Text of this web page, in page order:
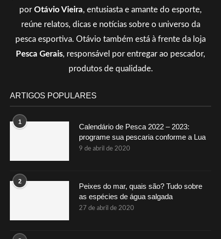
por Otávio Vieira, entusiasta e amante do esporte,
reúne relatos, dicas e notícias sobre o universo da
pesca esportiva. Otávio também está à frente da loja
Pesca Gerais, responsável por entregar ao pescador,
produtos de qualidade.
ARTIGOS POPULARES
1
Calendário de Pesca 2022 – 2023:
programe sua pescaria conforme a Lua
9 de abril de 2020
2
Peixes do mar, quais são? Tudo sobre
as espécies de água salgada
27 de abril de 2020